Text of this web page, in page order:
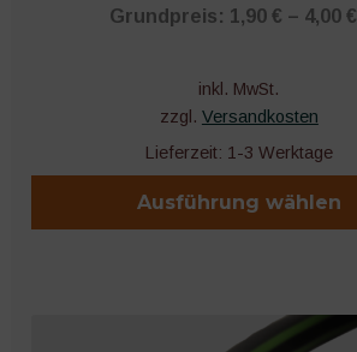
Grundpreis: 1,90 € – 4,00 €
inkl. MwSt.
zzgl. Versandkosten
Lieferzeit: 1-3 Werktage
Ausführung wählen